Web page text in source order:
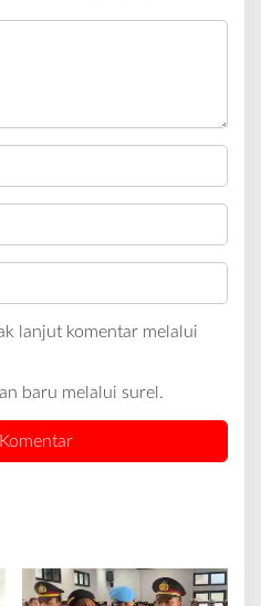
lanjut komentar melalui
baru melalui surel.